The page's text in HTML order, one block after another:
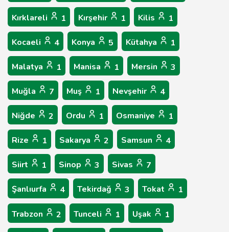
Kırklareli 1 Kırşehir 1 Kilis 1
Kocaeli 4 Konya 5 Kütahya 1
Malatya 1 Manisa 1 Mersin 3
Muğla 7 Muş 1 Nevşehir 4
Niğde 2 Ordu 1 Osmaniye 1
Rize 1 Sakarya 2 Samsun 4
Siirt 1 Sinop 3 Sivas 7
Şanlıurfa 4 Tekirdağ 3 Tokat 1
Trabzon 2 Tunceli 1 Uşak 1